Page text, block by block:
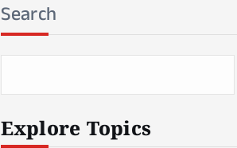
Search
Explore Topics